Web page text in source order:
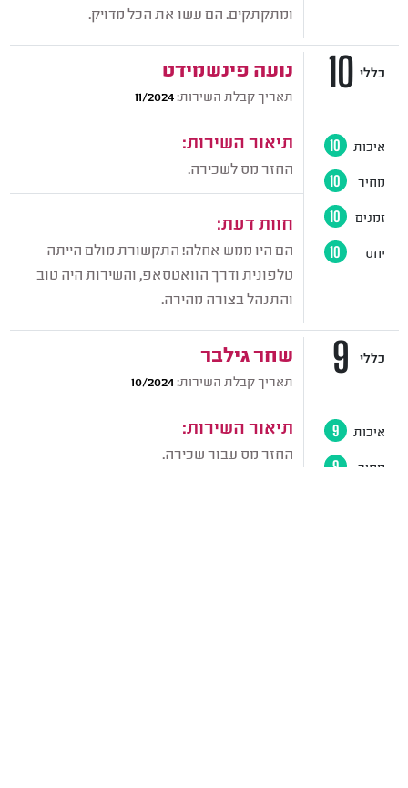
ומתקתקים. הם עשו את הכל מדויק.
נועה פינשמידט
תאריך קבלת השירות:11/2024
תיאור השירות:
החזר מס לשכירה.
חוות דעת:
הם היו ממש אחלה! התקשורת מולם הייתה
טלפונית ודרך הוואטסאפ, והשירות היה טוב
והתנהל בצורה מהירה.
10 כללי
איכות 10
מחיר 10
זמנים 10
יחס 10
שחר גילבר
תאריך קבלת השירות:10/2024
תיאור השירות:
החזר מס עבור שכירה.
9 כללי
איכות 9
מחיר 9